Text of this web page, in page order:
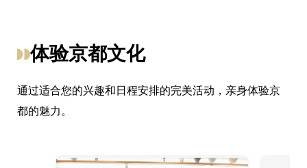
体验京都文化
通过适合您的兴趣和日程安排的完美活动，亲身体验京
都的魅力。